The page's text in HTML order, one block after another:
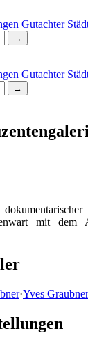
Gutachter
→
Gutachter
→
mit dem
·Yves Graubner